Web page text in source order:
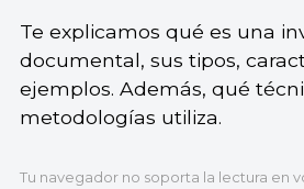
Te explicamos qué es una
documental, sus tipos,
ejemplos. Además, qué
metodologías utiliza.
Tu navegador no soporta la lectura en